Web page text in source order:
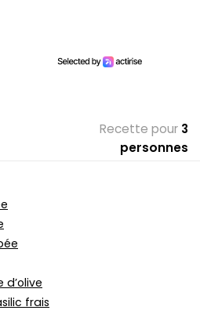
Recette pour 3
personnes
d’olive
frais